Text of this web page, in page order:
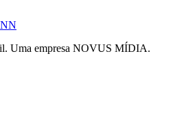
Uma empresa NOVUS MÍDIA.